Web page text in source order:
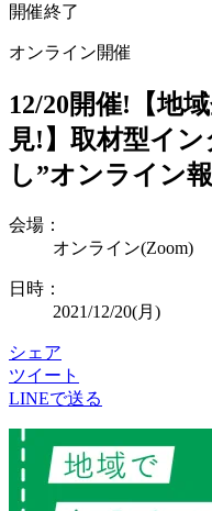
開催終了
オンライン開催
12/20開催!【地
見!】取材型イ
し”オンライン
会場：
オンライン(Zoom)
日時：
2021/12/20(月)
シェア
ツイート
LINEで送る